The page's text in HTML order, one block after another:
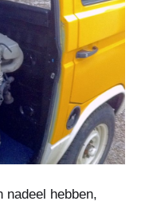
nadeel hebben,